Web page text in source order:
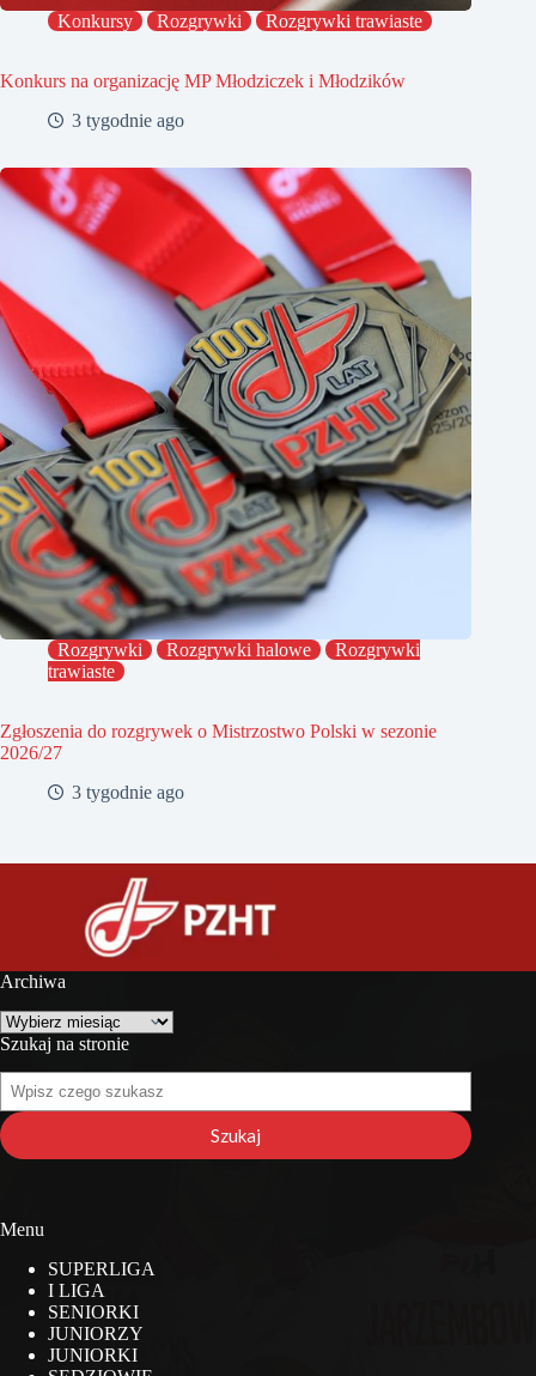
Konkursy Rozgrywki Rozgrywki trawiaste
Konkurs na organizację MP Młodziczek i Młodzików
3 tygodnie ago
Rozgrywki Rozgrywki halowe
Rozgrywki
trawiaste
Zgłoszenia do rozgrywek o Mistrzostwo Polski w sezonie
2026/27
3 tygodnie ago
Archiwa
Archiwa
Szukaj na stronie
Szukaj
na
stronie
Szukaj
Menu
SUPERLIGA
I LIGA
SENIORKI
JUNIORZY
JUNIORKI